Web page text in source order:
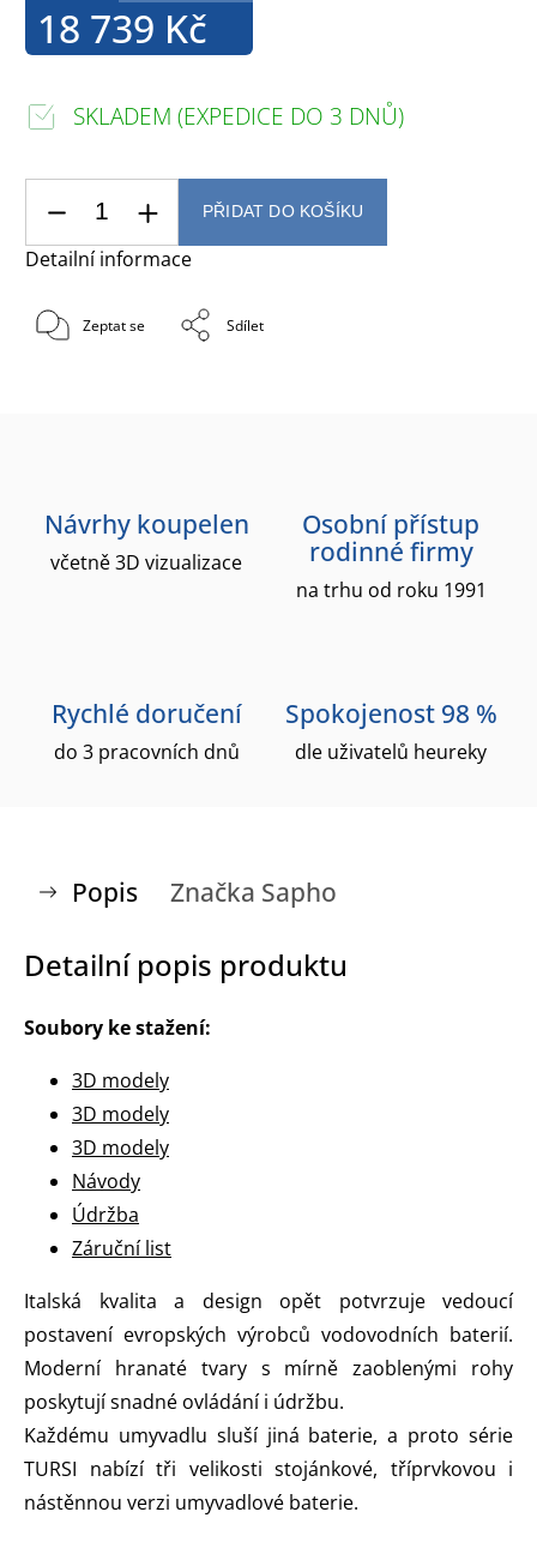
18 739 Kč
SKLADEM (EXPEDICE DO 3 DNŮ)
PŘIDAT DO KOŠÍKU
Detailní informace
Zeptat se Sdílet
Návrhy koupelen
včetně 3D vizualizace
Osobní přístup
rodinné firmy
na trhu od roku 1991
Rychlé doručení
do 3 pracovních dnů
Spokojenost 98 %
dle uživatelů heureky
Popis Značka Sapho
Detailní popis produktu
Soubory ke stažení:
3D modely
3D modely
3D modely
Návody
Údržba
Záruční list
Italská kvalita a design opět potvrzuje vedoucí
postavení evropských výrobců vodovodních baterií.
Moderní hranaté tvary s mírně zaoblenými rohy
poskytují snadné ovládání i údržbu.
Každému umyvadlu sluší jiná baterie, a proto série
TURSI nabízí tři velikosti stojánkové, tříprvkovou i
nástěnnou verzi umyvadlové baterie.